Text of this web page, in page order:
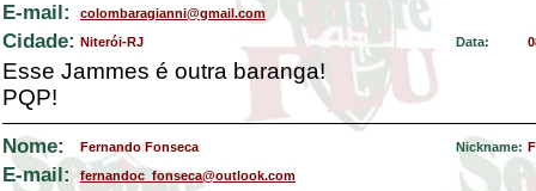
E-mail: colombaragianni@gmail.com
Cidade: Niterói-RJ Data:
Esse Jammes é outra baranga!
PQP!
Nome: Fernando Fonseca Nickname:
E-mail: fernandoc_fonseca@outlook.com